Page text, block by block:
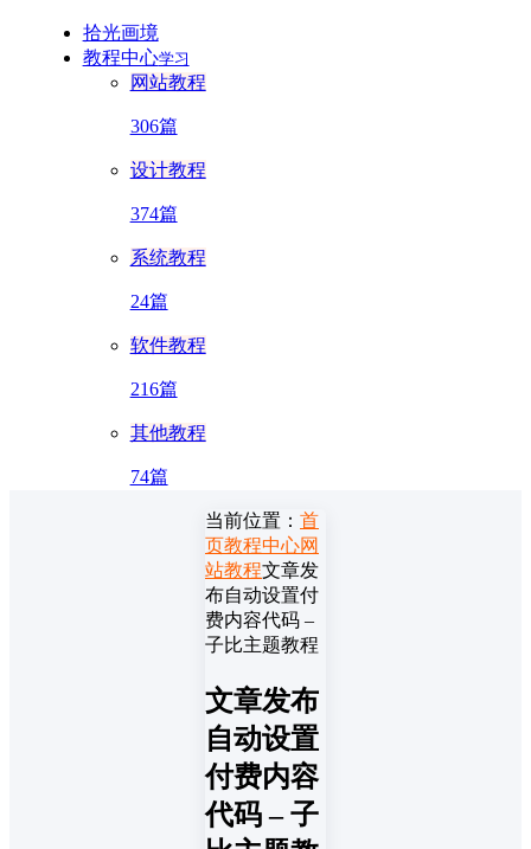
拾光画境
教程中心学习
网站教程
306篇
设计教程
374篇
系统教程
24篇
软件教程
216篇
其他教程
74篇
当前位置： 首
页教程中心网
站教程文章发
布自动设置付
费内容代码 –
子比主题教程
文章发布
自动设置
付费内容
代码 – 子